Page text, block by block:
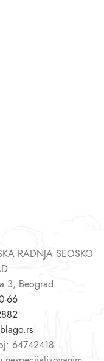
RADNJA SEOSKO
3, Beograd
66
64742418